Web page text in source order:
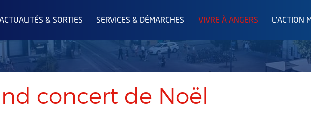
ACTUALITÉS & SORTIES SERVICES & DÉMARCHES VIVRE À ANGERS L'ACTION
concert de Noël